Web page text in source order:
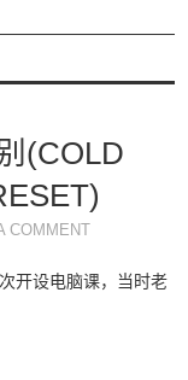
(COLD
COMMENT
开设电脑课，当时老